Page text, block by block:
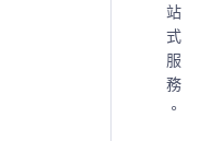
站
式
服
務
。